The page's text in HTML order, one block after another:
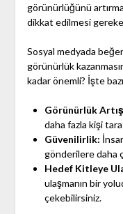
görünürlüğünü
dikkat edilmesi
Sosyal medyada
görünürlük
kadar önemli? İşte
Görünürlük
daha fazla kişi
Güvenilirlik:
gönderilere daha
Hedef Kitleye
ulaşmanın bir
çekebilirsiniz.